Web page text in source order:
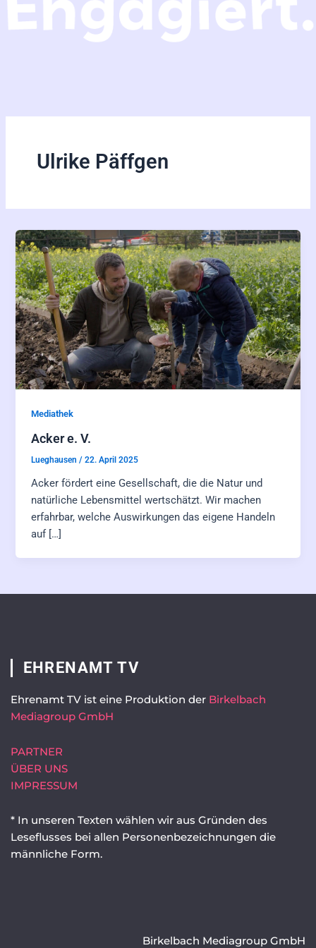
Ulrike Päffgen
Mediathek
Acker e. V.
Lueghausen/22. April 2025
Acker fördert eine Gesellschaft, die die Natur und
natürliche Lebensmittel wertschätzt. Wir machen
erfahrbar, welche Auswirkungen das eigene Handeln
auf […]
EHRENAMT TV
Ehrenamt TV ist eine Produktion der Birkelbach
Mediagroup GmbH
PARTNER
ÜBER UNS
IMPRESSUM
* In unseren Texten wählen wir aus Gründen des
Leseflusses bei allen Personenbezeichnungen die
männliche Form.
Birkelbach Mediagroup GmbH